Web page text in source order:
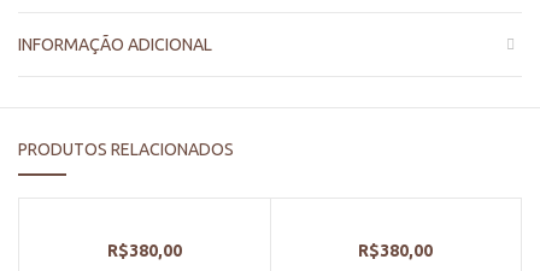
INFORMAÇÃO ADICIONAL
PRODUTOS RELACIONADOS
R$380,00 R$380,00